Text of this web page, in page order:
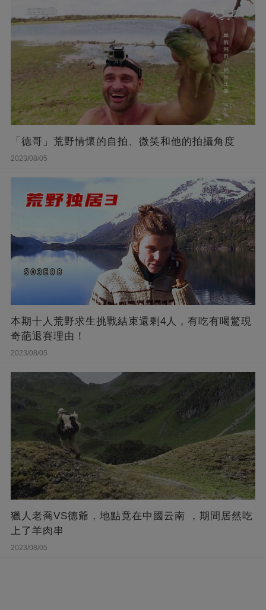
「德哥」荒野情懷的自拍、微笑和他的拍攝角度
2023/08/05
本期十人荒野求生挑戰結束還剩4人，有吃有喝驚現
奇葩退賽理由！
2023/08/05
獵人老喬VS德爺，地點竟在中國云南 ，期間居然吃
上了羊肉串
2023/08/05